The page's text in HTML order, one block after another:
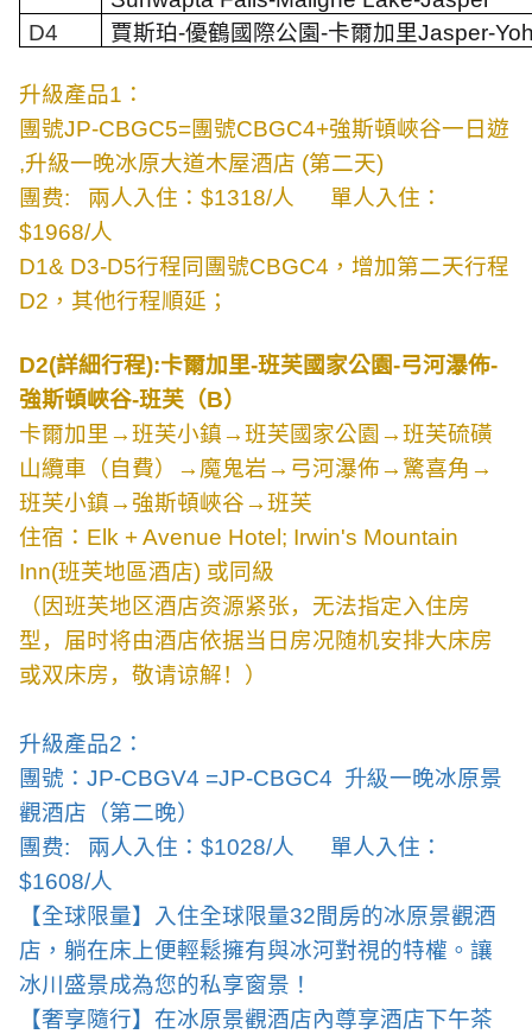
D4
賈斯珀-優鶴國際公園-卡爾加里Jasper-
升級產品1 ：
團號JP-CBGC5=團號CBGC4+強斯頓峽谷一日遊
,升級一晚冰原大道木屋酒店 (第二天)
團费: 兩人入住： $1318/人
單人入住：
$1968/人
D1& D3-D5行程同團號CBGC4 ，增加第二天行程
D2 ，其他行程順延；
D2(詳細行程):卡爾加里-班芙國家公園-弓河瀑佈-
強斯頓峽谷-班芙（B）
卡爾加里→班芙小鎮→班芙國家公園→班芙硫磺
山纜車（自費）→魔鬼岩→弓河瀑佈→驚喜角→
班芙小鎮→強斯頓峽谷→班芙
住宿： Elk + Avenue Hotel; Irwin's Mountain
Inn(班芙地區酒店) 或同級
（因班芙地区酒店资源紧张，无法指定入住房
型，届时将由酒店依据当日房况随机安排大床房
或双床房，敬请谅解！）
升級產品2 ：
團號： JP-CBGV4 =JP-CBGC4 升級一晚冰原景
觀酒店（第二晚）
團费: 兩人入住： $1028/人
單人入住：
$1608/人
【全球限量】入住全球限量32間房的冰原景觀酒
店，躺在床上便輕鬆擁有與冰河對視的特權。讓
冰川盛景成為您的私享窗景！
【奢享隨行】在冰原景觀酒店內尊享酒店下午茶